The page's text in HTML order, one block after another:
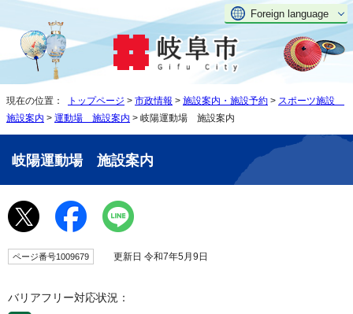
Foreign language
現在の位置： トップページ > 市政情報 > 施設案内・施設予約 > スポーツ施設
施設案内 > 運動場 施設案内 > 岐陽運動場 施設案内
岐陽運動場 施設案内
ページ番号1009679 更新日 令和7年5月9日
バリアフリー対応状況：